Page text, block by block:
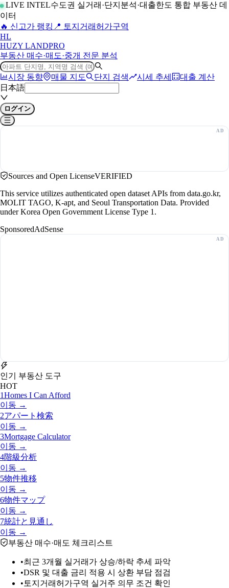
LIVE INTEL수도권 실거래·단지분석·대출한도 통합 부동산 데
이터
🔥 신고가 랭킹 📍 토지거래허가구역
HL
HUZY LANDPRO
부동산 매수·매도·중개 전문 분석
시장 동향 매물 지도 단지 검색 시세 추세
대출 계산
日本語
ログイン
Sources and Open LicenseVERIFIED
This service utilizes authenticated open dataset APIs from data.go.kr,
MOLIT TAGO, K-apt, and Seoul Transportation Data. Provided
under Korea Open Government License Type 1.
SponsoredAdSense
인기 부동산 도구
HOT
1Homes I Can Afford
이동 →
2アパート検索
이동 →
3Mortgage Calculator
이동 →
4階級分析
이동 →
5物件推移
이동 →
6物件マップ
이동 →
7統計と見通し
이동 →
부동산 매수·매도 체크리스트
•최근 3개월 실거래가 상승/하락 추세 파악
•DSR 및 대출 금리 적용 시 상환 부담 점검
• 토지거래허가구역 실거주 의무 조건 확인